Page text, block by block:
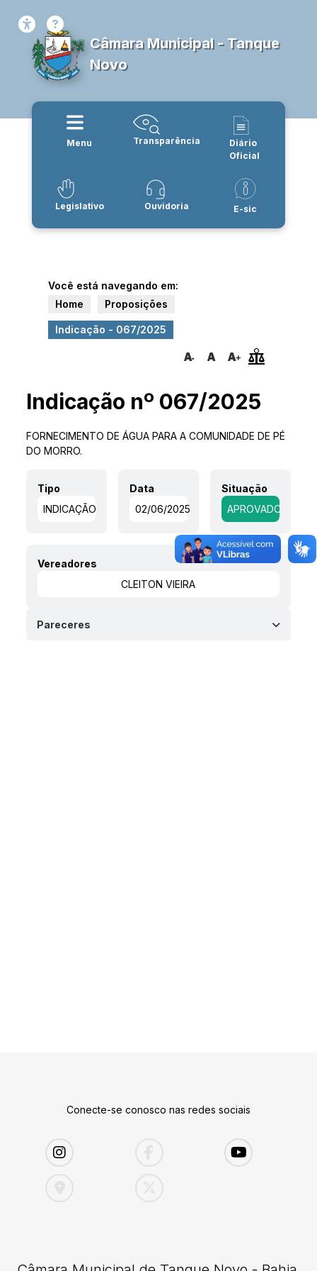
Câmara Municipal - Tanque
Novo
Menu Transparência
Diário
Oficial
Legislativo Ouvidoria E-sic
Você está navegando em:
Home
Proposições
Indicação - 067/2025
Indicação nº 067/2025
FORNECIMENTO DE ÁGUA PARA A COMUNIDADE DE PÉ
DO MORRO.
Tipo
INDICAÇÃO
Data
02/06/2025
Situação
APROVADO
Vereadores
CLEITON VIEIRA
Pareceres
Conecte-se conosco nas redes sociais